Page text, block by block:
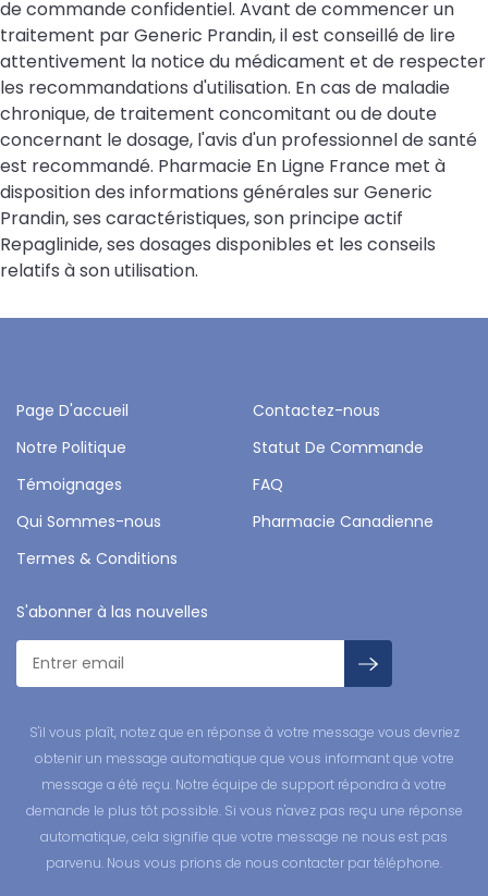
de commande confidentiel. Avant de commencer un
traitement par Generic Prandin, il est conseillé de lire
attentivement la notice du médicament et de respecter
les recommandations d'utilisation. En cas de maladie
chronique, de traitement concomitant ou de doute
concernant le dosage, l'avis d'un professionnel de santé
est recommandé. Pharmacie En Ligne France met à
disposition des informations générales sur Generic
Prandin, ses caractéristiques, son principe actif
Repaglinide, ses dosages disponibles et les conseils
relatifs à son utilisation.
Page D'accueil
Contactez-nous
Notre Politique
Statut De Commande
Témoignages
FAQ
Qui Sommes-nous
Pharmacie Canadienne
Termes & Conditions
S'abonner à las nouvelles
S'il vous plaît, notez que en réponse à votre message vous devriez
obtenir un message automatique que vous informant que votre
message a été reçu. Notre équipe de support répondra à votre
demande le plus tôt possible. Si vous n'avez pas reçu une réponse
automatique, cela signifie que votre message ne nous est pas
parvenu. Nous vous prions de nous contacter par téléphone.